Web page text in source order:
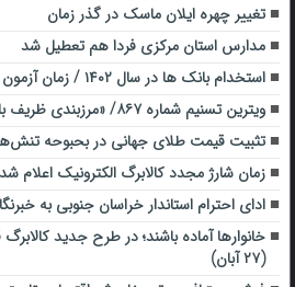
تغییر چهره ایلان ماسک در گذر زمان
مدارس استان مرکزی فردا هم تعطیل شد
استخدام بانک ها در سال ۱۴۰۲ / زمان آزمون جدید اعلام شد
ویترین تسنیم شماره ۸۶۷/ «مرزبندی ظریف با مداخله‌جویان»
تثبیت قیمت طلای جهانی در بحبوحه
زمان شارژ مجدد کالابرگ الکترونیک اعلام شد
ادای احترام استاندار خراسان جنوبی به
خانوارها آماده باشند؛ در طرح جدید
(۲۷ آبان)